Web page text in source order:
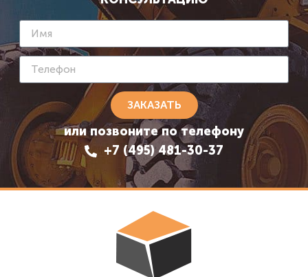
ЗАКАЗАТЬ
или позвоните по телефону
+7 (495) 481-30-37